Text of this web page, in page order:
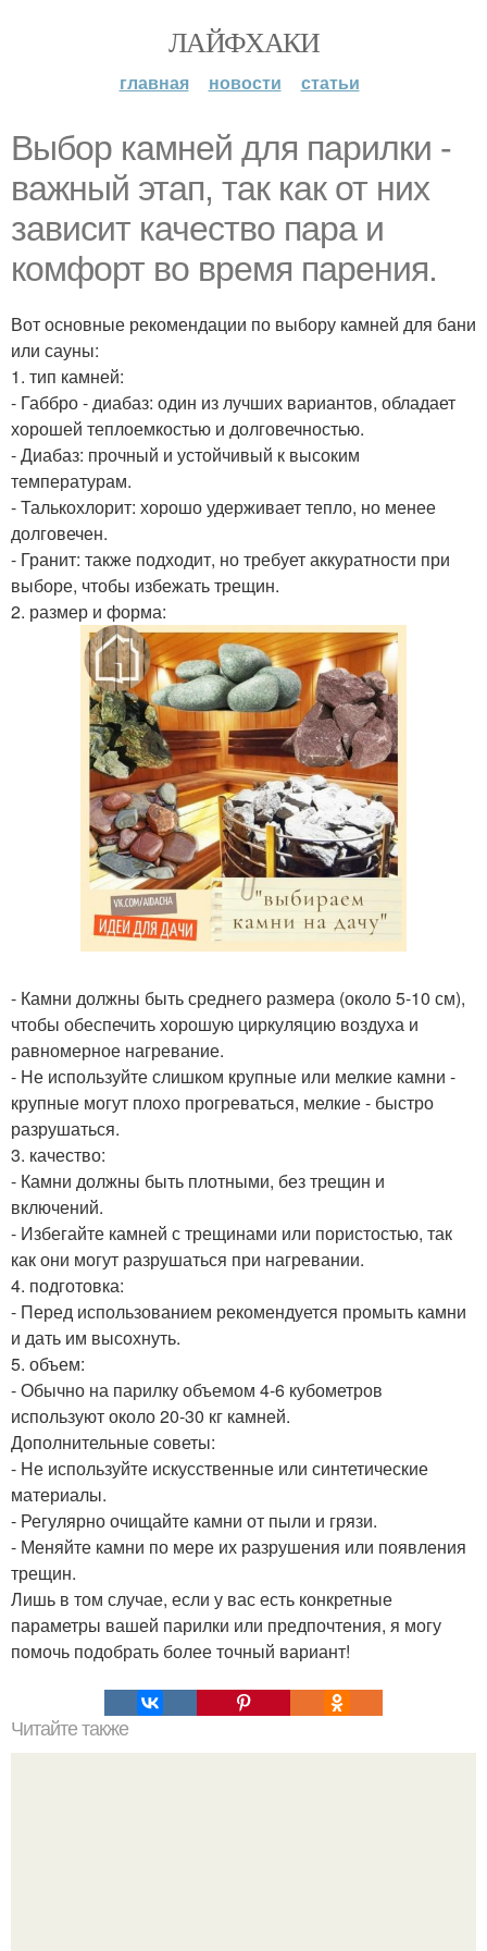
ЛАЙФХАКИ
главная новости статьи
Выбор камней для парилки -
важный этап, так как от них
зависит качество пара и
комфорт во время парения.
Вот основные рекомендации по выбору камней для бани
или сауны:
1. тип камней:
- Габбро - диабаз: один из лучших вариантов, обладает
хорошей теплоемкостью и долговечностью.
- Диабаз: прочный и устойчивый к высоким
температурам.
- Талькохлорит: хорошо удерживает тепло, но менее
долговечен.
- Гранит: также подходит, но требует аккуратности при
выборе, чтобы избежать трещин.
2. размер и форма:
- Камни должны быть среднего размера (около 5-10 см),
чтобы обеспечить хорошую циркуляцию воздуха и
равномерное нагревание.
- Не используйте слишком крупные или мелкие камни -
крупные могут плохо прогреваться, мелкие - быстро
разрушаться.
3. качество:
- Камни должны быть плотными, без трещин и
включений.
- Избегайте камней с трещинами или пористостью, так
как они могут разрушаться при нагревании.
4. подготовка:
- Перед использованием рекомендуется промыть камни
и дать им высохнуть.
5. объем:
- Обычно на парилку объемом 4-6 кубометров
используют около 20-30 кг камней.
Дополнительные советы:
- Не используйте искусственные или синтетические
материалы.
- Регулярно очищайте камни от пыли и грязи.
- Меняйте камни по мере их разрушения или появления
трещин.
Лишь в том случае, если у вас есть конкретные
параметры вашей парилки или предпочтения, я могу
помочь подобрать более точный вариант!
Читайте также